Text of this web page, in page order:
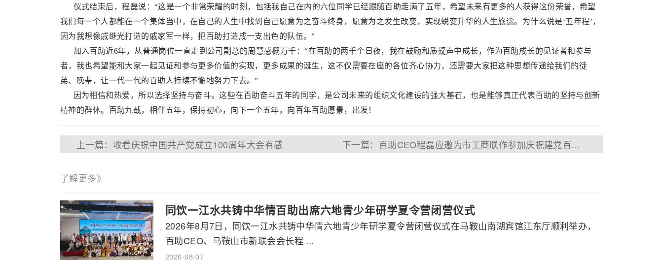
仪式结束后，程磊说：“这是一个非常荣耀的时刻，包括我自己在内的六位同学已经跟随百助走满了五年，希望未来有更多的人获得这份荣誉，希望
我们每一个人都能在一个集体当中，在自己的人生中找到自己愿意为之奋斗终身，愿意为之发生改变，实现蜕变升华的人生旅途。为什么说是‘五年程’，
因为我想像戚继光打造的戚家军一样，把百助打造成一支出色的队伍。”
加入百助近6年，从普通岗位一直走到公司副总的周慧感概万千：“在百助的两千个日夜，我在鼓励和质疑声中成长，作为百助成长的见证者和参与
者，我也希望能和大家一起见证和参与更多价值的实现，更多成果的诞生，这不仅需要在座的各位齐心协力，还需要大家把这种思想传递给我们的徒
弟、晚辈，让一代一代的百助人持续不懈地努力下去。”
因为相信和热爱，所以选择坚持与奋斗。这些在百助奋斗五年的同学，是公司未来的组织文化建设的强大基石，也是能够真正代表百助的坚持与创新
精神的群体。百助九载，相伴五年，保持初心，向下一个五年，向百年百助愿景，出发！
上一篇：收看庆祝中国共产党成立100周年大会有感 下一篇：百助CEO程磊应邀为市工商联作参加庆祝建党百年活动的主题分享
了解更多》
同饮一江水共铸中华情百助出席六地青少年研学夏令营闭营仪式
2026年8月7日，同饮一江水共铸中华情六地青少年研学夏令营闭营仪式在马鞍山南湖宾馆江东厅顺利举办，
百助CEO、马鞍山市新联会会长程 ...
2026-08-07